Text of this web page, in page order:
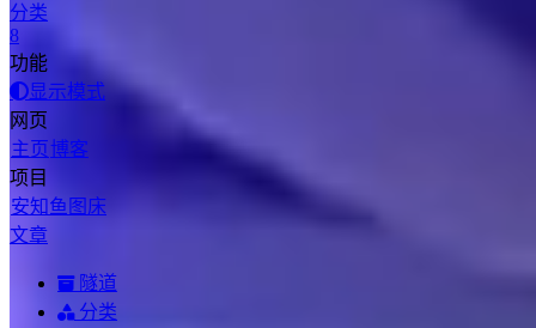
分类
8
功能
显示模式
网页
主页 博客
项目
安知鱼图床
文章
隧道
分类